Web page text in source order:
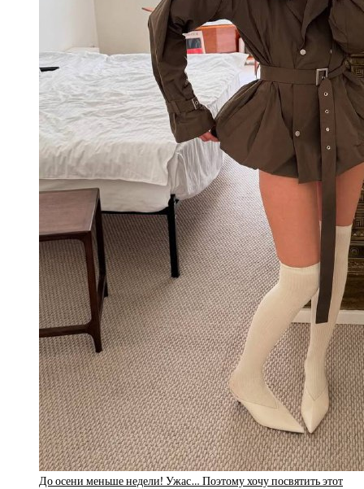
До осени меньше недели! Ужас… Поэтому хочу посвятить этот